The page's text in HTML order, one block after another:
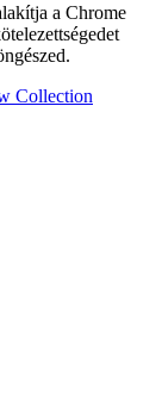
a Chrome
Collection